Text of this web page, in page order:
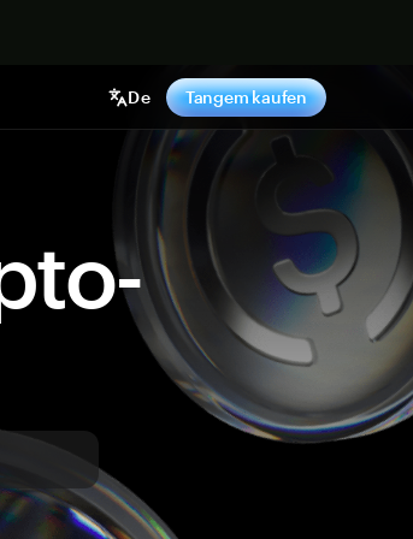
De Tangem kaufen